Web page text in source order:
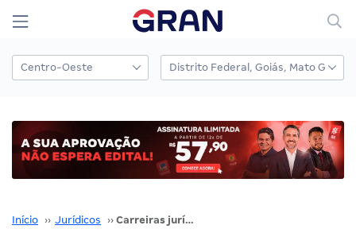
Início ›› Jurídicos ›› Carreiras jurídicas: como se preparar para os concursos? VEJA!